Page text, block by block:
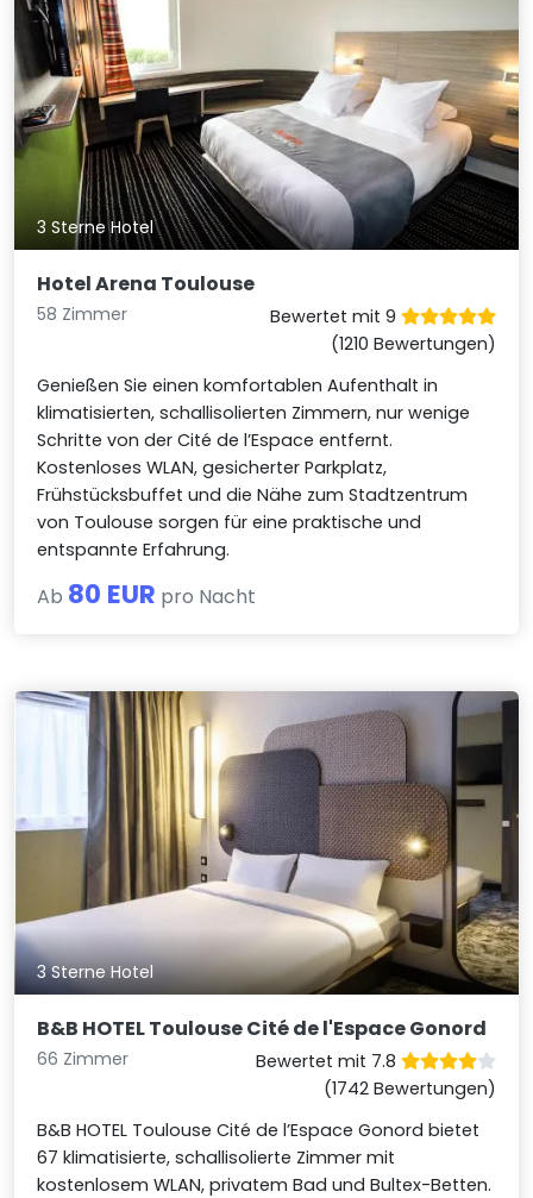
3 Sterne Hotel
Hotel Arena Toulouse
58 Zimmer
Bewertet mit 9
(1210 Bewertungen)
Genießen Sie einen komfortablen Aufenthalt in
klimatisierten, schallisolierten Zimmern, nur wenige
Schritte von der Cité de l’Espace entfernt.
Kostenloses WLAN, gesicherter Parkplatz,
Frühstücksbuffet und die Nähe zum Stadtzentrum
von Toulouse sorgen für eine praktische und
entspannte Erfahrung.
Ab 80 EUR pro Nacht
3 Sterne Hotel
B&B HOTEL Toulouse Cité de l'Espace Gonord
66 Zimmer
Bewertet mit 7.8
(1742 Bewertungen)
B&B HOTEL Toulouse Cité de l’Espace Gonord bietet
67 klimatisierte, schallisolierte Zimmer mit
kostenlosem WLAN, privatem Bad und Bultex-Betten.